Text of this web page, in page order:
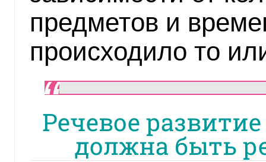
предметов и
происходило то
Речевое
должна быть